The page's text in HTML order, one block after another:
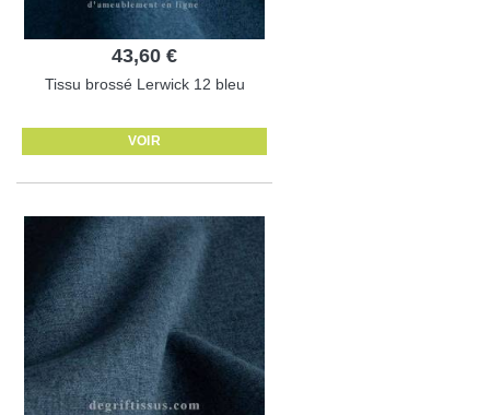
43,60 €
Tissu brossé Lerwick 12 bleu
VOIR